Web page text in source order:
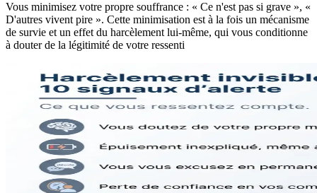
Vous minimisez votre propre souffrance : « Ce n'est pas si grave », «
D'autres vivent pire ». Cette minimisation est à la fois un mécanisme
de survie et un effet du harcèlement lui-même, qui vous conditionne
à douter de la légitimité de votre ressenti